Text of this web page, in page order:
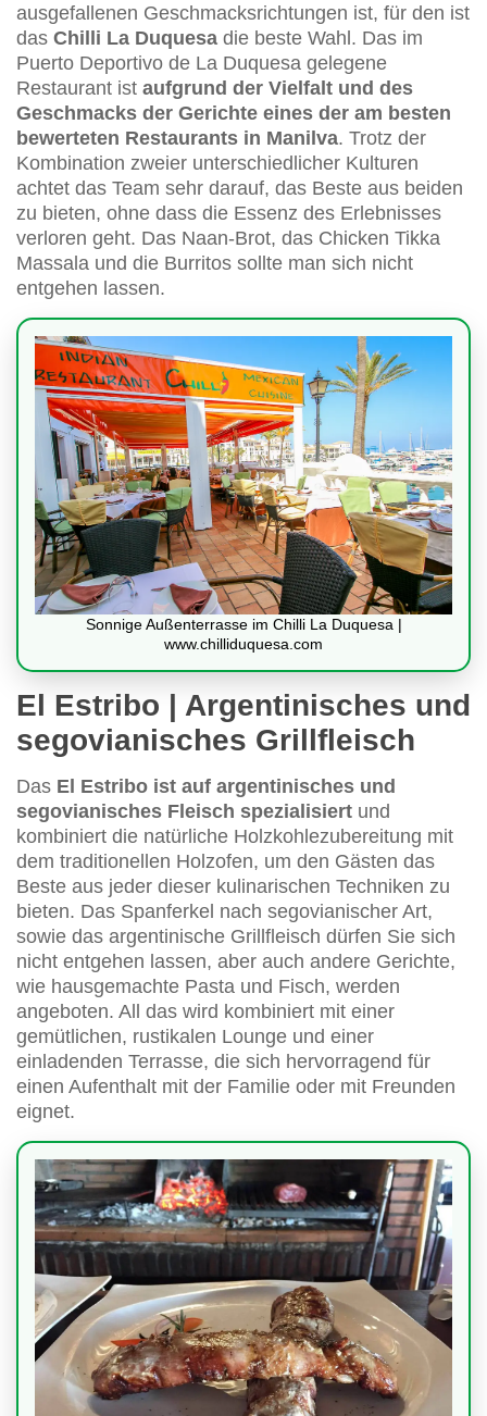
ausgefallenen Geschmacksrichtungen ist, für den ist
das Chilli La Duquesa die beste Wahl. Das im
Puerto Deportivo de La Duquesa gelegene
Restaurant ist aufgrund der Vielfalt und des
Geschmacks der Gerichte eines der am besten
bewerteten Restaurants in Manilva. Trotz der
Kombination zweier unterschiedlicher Kulturen
achtet das Team sehr darauf, das Beste aus beiden
zu bieten, ohne dass die Essenz des Erlebnisses
verloren geht. Das Naan-Brot, das Chicken Tikka
Massala und die Burritos sollte man sich nicht
entgehen lassen.
Sonnige Außenterrasse im Chilli La Duquesa |
www.chilliduquesa.com
El Estribo | Argentinisches und
segovianisches Grillfleisch
Das El Estribo ist auf argentinisches und
segovianisches Fleisch spezialisiert und
kombiniert die natürliche Holzkohlezubereitung mit
dem traditionellen Holzofen, um den Gästen das
Beste aus jeder dieser kulinarischen Techniken zu
bieten. Das Spanferkel nach segovianischer Art,
sowie das argentinische Grillfleisch dürfen Sie sich
nicht entgehen lassen, aber auch andere Gerichte,
wie hausgemachte Pasta und Fisch, werden
angeboten. All das wird kombiniert mit einer
gemütlichen, rustikalen Lounge und einer
einladenden Terrasse, die sich hervorragend für
einen Aufenthalt mit der Familie oder mit Freunden
eignet.